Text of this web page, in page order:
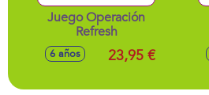
Juego Operación
Refresh
6 años 23,95 €